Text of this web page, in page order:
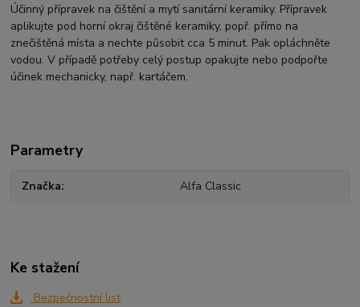
Účinný přípravek na čištění a mytí sanitární keramiky. Přípravek
aplikujte pod horní okraj čištěné keramiky, popř. přímo na
znečištěná místa a nechte působit cca 5 minut. Pak opláchněte
vodou. V případě potřeby celý postup opakujte nebo podpořte
účinek mechanicky, např. kartáčem.
Parametry
Značka Alfa Classic
Ke stažení
Bezpečnostní list